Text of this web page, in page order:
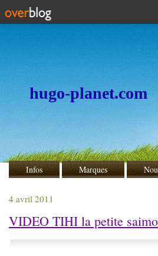
hugo-planet.com
Infos Marques
4 avril 2011
VIDEO TIHI la petite